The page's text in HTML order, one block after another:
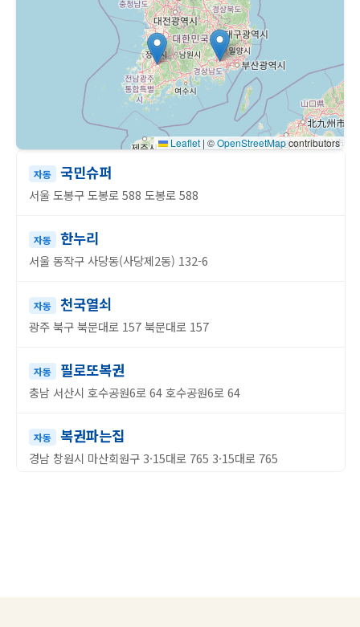
자동 국민슈퍼
서울 도봉구 도봉로 588 도봉로 588
자동 한누리
서울 동작구 사당동(사당제2동) 132-6
자동 천국열쇠
광주 북구 북문대로 157 북문대로 157
자동 필로또복권
충남 서산시 호수공원6로 64 호수공원6로 64
자동 복권파는집
경남 창원시 마산회원구 3·15대로 765 3·15대로 765
Leaflet | ©OpenStreetMapcontributors